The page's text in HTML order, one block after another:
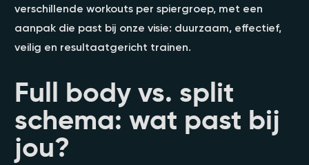
verschillende workouts per spiergroep, met een
aanpak die past bij onze visie: duurzaam, effectief,
veilig en resultaatgericht trainen.
Full body vs. split
schema: wat past bij
jou?